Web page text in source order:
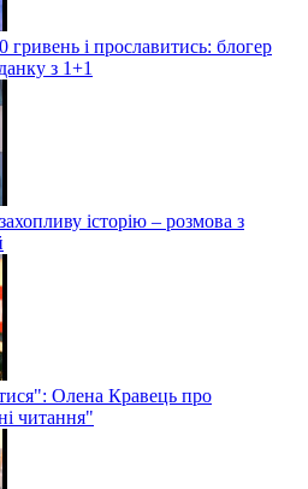
гривень і прославитись: блогер
з 1+1
історію – розмова з
Олена Кравець про
читання"